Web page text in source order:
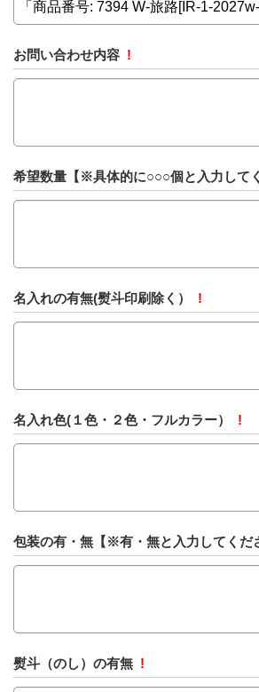
お問い合わせ内容 !
希望数量【※具体的に○○○個と入力して
名入れの有無(熨斗印刷除く） !
名入れ色(１色・２色・フルカラー） !
包装の有・無【※有・無と入力してくだ
熨斗（のし）の有無 !